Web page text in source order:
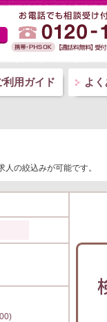
利用ガイド よ
の絞込みが可能です。